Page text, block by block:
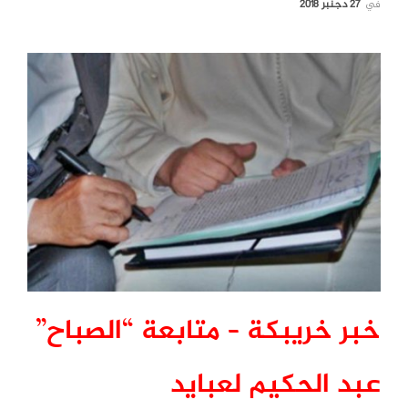
في 27 دجنبر 2018
خبر خريبكة – متابعة “الصباح”
عبد الحكيم لعبايد